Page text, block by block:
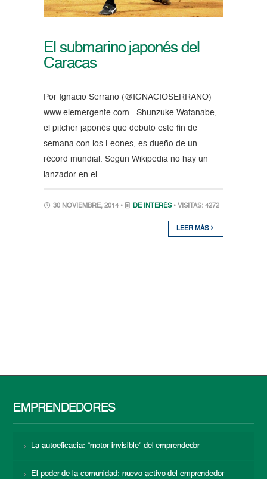
El submarino japonés del
Caracas
Por Ignacio Serrano (@IGNACIOSERRANO)
www.elemergente.com Shunzuke Watanabe,
el pitcher japonés que debutó este fin de
semana con los Leones, es dueño de un
récord mundial. Según Wikipedia no hay un
lanzador en el
30 NOVIEMBRE, 2014 • DE INTERÉS • VISITAS: 4272
LEER MÁS
EMPRENDEDORES
La autoeficacia: “motor invisible” del emprendedor
El poder de la comunidad: nuevo activo del emprendedor